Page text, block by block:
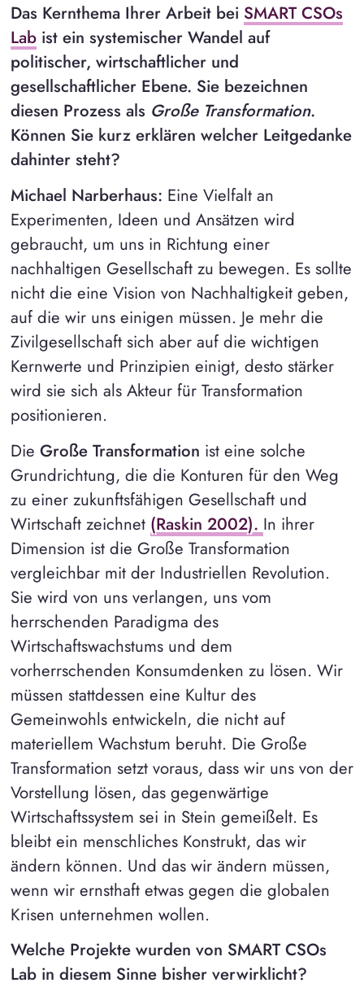
Das Kernthema Ihrer Arbeit bei SMART CSOs
Labist ein systemischer Wandel auf
politischer, wirtschaftlicher und
gesellschaftlicher Ebene. Sie bezeichnen
diesen Prozess als Große Transformation.
Können Sie kurz erklären welcher Leitgedanke
dahinter steht?
Michael Narberhaus: Eine Vielfalt an
Experimenten, Ideen und Ansätzen wird
gebraucht, um uns in Richtung einer
nachhaltigen Gesellschaft zu bewegen. Es sollte
nicht die eine Vision von Nachhaltigkeit geben,
auf die wir uns einigen müssen. Je mehr die
Zivilgesellschaft sich aber auf die wichtigen
Kernwerte und Prinzipien einigt, desto stärker
wird sie sich als Akteur für Transformation
positionieren.
Die Große Transformation ist eine solche
Grundrichtung, die die Konturen für den Weg
zu einer zukunftsfähigen Gesellschaft und
Wirtschaft zeichnet (Raskin 2002). In ihrer
Dimension ist die Große Transformation
vergleichbar mit der Industriellen Revolution.
Sie wird von uns verlangen, uns vom
herrschenden Paradigma des
Wirtschaftswachstums und dem
vorherrschenden Konsumdenken zu lösen. Wir
müssen stattdessen eine Kultur des
Gemeinwohls entwickeln, die nicht auf
materiellem Wachstum beruht. Die Große
Transformation setzt voraus, dass wir uns von der
Vorstellung lösen, das gegenwärtige
Wirtschaftssystem sei in Stein gemeißelt. Es
bleibt ein menschliches Konstrukt, das wir
ändern können. Und das wir ändern müssen,
wenn wir ernsthaft etwas gegen die globalen
Krisen unternehmen wollen.
Welche Projekte wurden von SMART CSOs
Lab in diesem Sinne bisher verwirklicht?